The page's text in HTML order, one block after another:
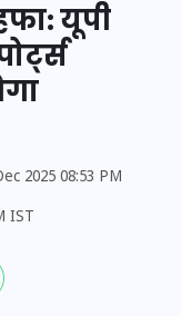
यूपी
2025 08:53 PM
IST